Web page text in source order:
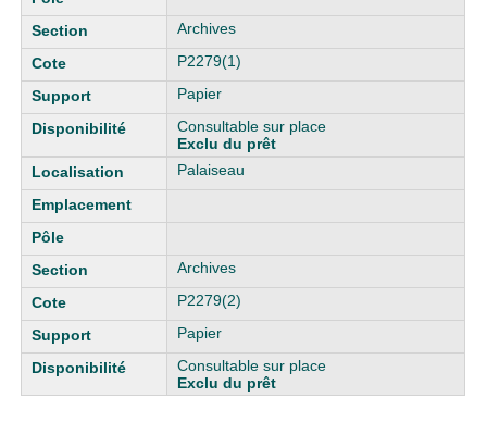
Archives
P2279(1)
Papier
Consultable sur place
Exclu du prêt
Palaiseau
Archives
P2279(2)
Papier
Consultable sur place
Exclu du prêt